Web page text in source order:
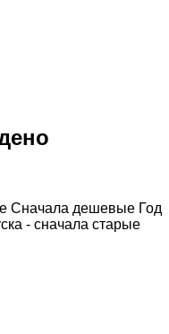
Сначала дешевые Год
- сначала старые